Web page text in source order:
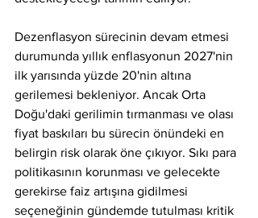
Dezenflasyon sürecinin devam etmesi
durumunda yıllık enflasyonun 2027'nin
ilk yarısında yüzde 20'nin altına
gerilemesi bekleniyor. Ancak Orta
Doğu'daki gerilimin tırmanması ve olası
fiyat baskıları bu sürecin önündeki en
belirgin risk olarak öne çıkıyor. Sıkı para
politikasının korunması ve gelecekte
gerekirse faiz artışına gidilmesi
seçeneğinin gündemde tutulması kritik